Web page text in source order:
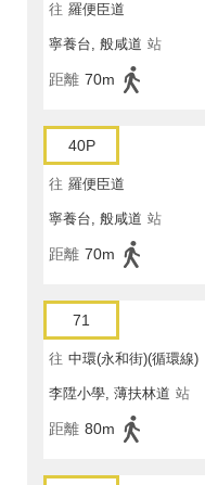
往 羅便臣道
寧養台, 般咸道 站
距離 70m
40P
往 羅便臣道
寧養台, 般咸道 站
距離 70m
71
往 中環(永和街)(循環線)
李陞小學, 薄扶林道 站
距離 80m